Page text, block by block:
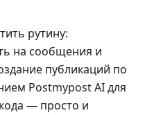
рутину:
на сообщения и
публикаций по
Postmypost AI для
— просто и